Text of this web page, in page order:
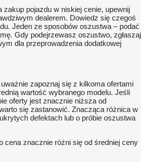
zakup pojazdu w niskiej cenie, upewnij
dealerem. Dowiedz się czegoś
Jeden ze sposobów oszustwa – podać
Gdy podejrzewasz oszustwo, zgłaszaj
dla przeprowadzenia dodatkowej
zapoznaj się z kilkoma ofertami
wartość wybranego modelu. Jeśli
oferty jest znacznie niższa od
się zastanowić. Znacząca różnica w
defektach lub o próbie oszustwa
cena znacznie różni się od średniej ceny